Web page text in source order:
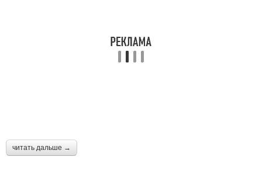
читать дальше →